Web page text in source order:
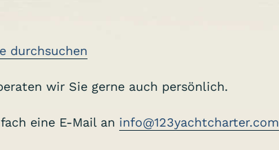
durchsuchen
wir Sie gerne auch persönlich.
eine E-Mail an info@123yachtcharter.com